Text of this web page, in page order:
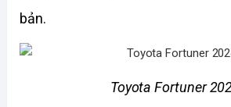
bản.
Toyota Fortuner